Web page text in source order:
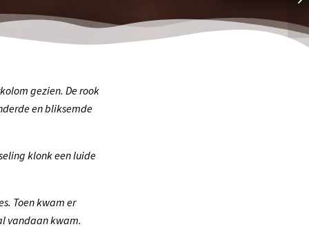
gezien. De rook
en bliksemde
klonk een luide
Toen kwam er
vandaan kwam.